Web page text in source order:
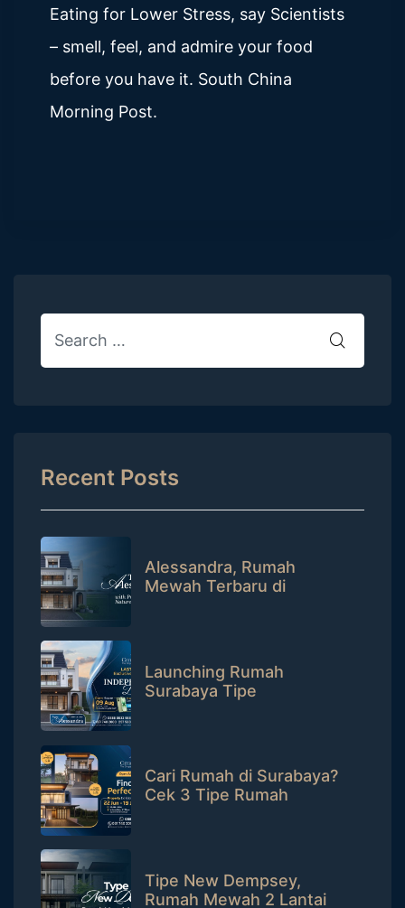
Eating for Lower Stress, say Scientists
– smell, feel, and admire your food
before you have it. South China
Morning Post.
Recent Posts
Alessandra, Rumah
Mewah Terbaru di
Launching Rumah
Surabaya Tipe
Cari Rumah di Surabaya?
Cek 3 Tipe Rumah
Tipe New Dempsey,
Rumah Mewah 2 Lantai